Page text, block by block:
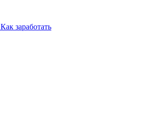
Как заработать